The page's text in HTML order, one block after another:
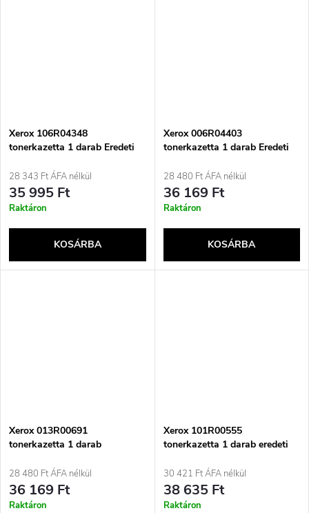
Xerox 106R04348
tonerkazetta 1 darab Eredeti
28 343 Ft ÁFA nélkül
35 995 Ft
Raktáron
KOSÁRBA
Xerox 006R04403
tonerkazetta 1 darab Eredeti
28 480 Ft ÁFA nélkül
36 169 Ft
Raktáron
KOSÁRBA
Xerox 013R00691
tonerkazetta 1 darab
28 480 Ft ÁFA nélkül
36 169 Ft
Raktáron
Xerox 101R00555
tonerkazetta 1 darab eredeti
30 421 Ft ÁFA nélkül
38 635 Ft
Raktáron